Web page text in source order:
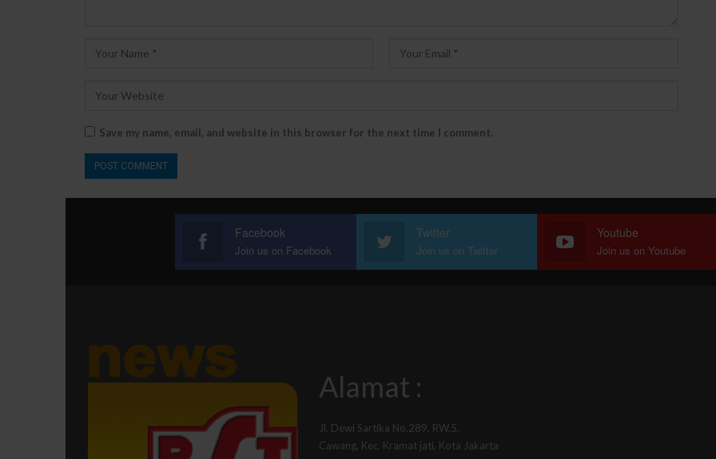
Save my name, email, and website in this browser for the next time I comment.
Facebook
Join us on Facebook
Twitter
Join us on Twitter
Youtube
Join us on Youtube
Alamat :
Jl. Dewi Sartika No.289, RW.5,
Cawang, Kec. Kramat jati, Kota Jakarta